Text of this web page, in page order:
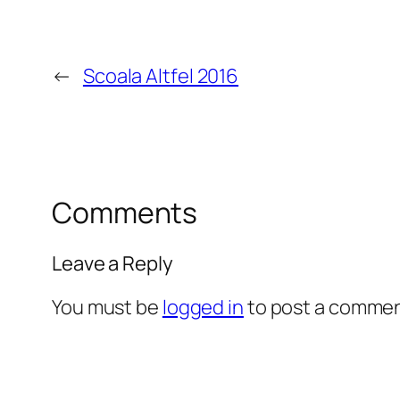
← Scoala Altfel 2016
Comments
Leave a Reply
You must be logged into post a